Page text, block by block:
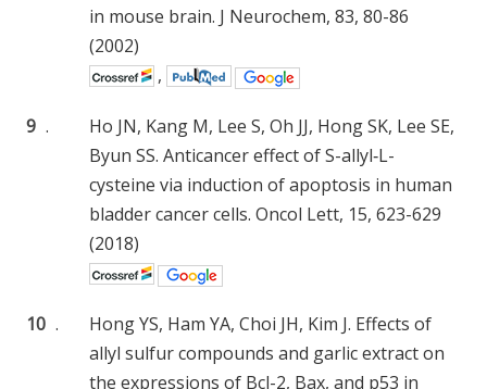
in mouse brain. J Neurochem, 83, 80-86
(2002)
,
9 .
Ho JN, Kang M, Lee S, Oh JJ, Hong SK, Lee SE,
Byun SS. Anticancer effect of S-allyl‑L-
cysteine via induction of apoptosis in human
bladder cancer cells. Oncol Lett, 15, 623-629
(2018)
10 .
Hong YS, Ham YA, Choi JH, Kim J. Effects of
allyl sulfur compounds and garlic extract on
the expressions of Bcl-2, Bax, and p53 in